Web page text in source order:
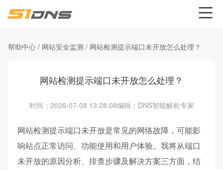
帮助中心 / 网站安全监测 / 网站检测提示端口未开放怎么处理？
网站检测提示端口未开放怎么处理？
时间：2026-07-08 13:28:08编辑：DNS智能解析专家
网站检测提示端口未开放是常见的网络故障，可能影
响站点正常访问、功能使用和用户体验。我将从端口
未开放的原因分析、排查步骤及解决方案三方面，结